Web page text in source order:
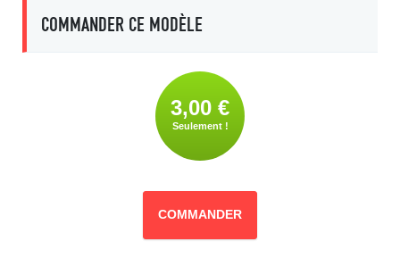
COMMANDER CE MODÈLE
3,00 €
Seulement !
COMMANDER